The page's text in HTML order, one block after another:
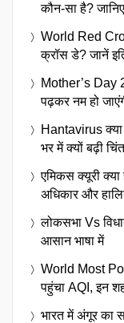
कौन-सा है?
World Red
क्रॉस डे? जानें
Mother’s Day
पढ़कर नम हो
Hantavirus
भर में क्यों बढ़ी
एमिकस क्यूरी क्या
अधिकार और
लोकसभा Vs
आसान भाषा में
World Most
पहुंचा AQI, इन
भारत में अंगूर का